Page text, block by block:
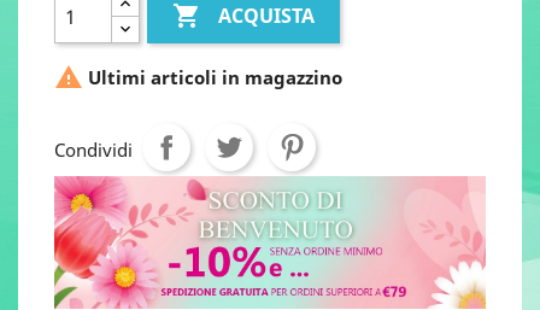
 ACQUISTA
 Ultimi articoli in magazzino
Condividi